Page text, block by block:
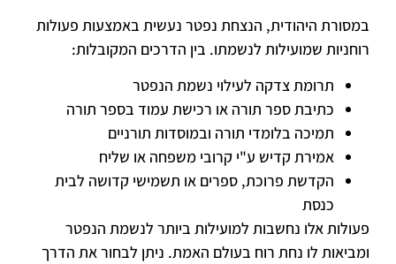
במסורת היהודית, הנצחת נפטר נעשית באמצעות פעולות
רוחניות שמועילות לנשמתו. בין הדרכים המקובלות:
תרומת צדקה לעילוי נשמת הנפטר
כתיבת ספר תורה או רכישת עמוד בספר תורה
תמיכה בלומדי תורה ובמוסדות תורניים
אמירת קדיש ע"י קרובי משפחה או שליח
הקדשת פרוכת, ספרים או תשמישי קדושה לבית
כנסת
פעולות אלו נחשבות למועילות ביותר לנשמת הנפטר
ומביאות לו נחת רוח בעולם האמת. ניתן לבחור את הדרך